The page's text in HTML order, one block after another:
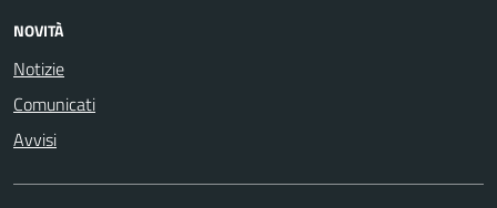
NOVITÀ
Notizie
Comunicati
Avvisi